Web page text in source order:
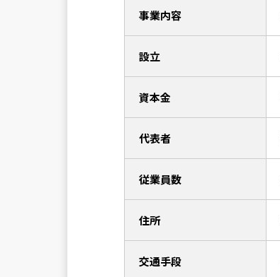
事業内容
設立
資本金
代表者
従業員数
住所
交通手段